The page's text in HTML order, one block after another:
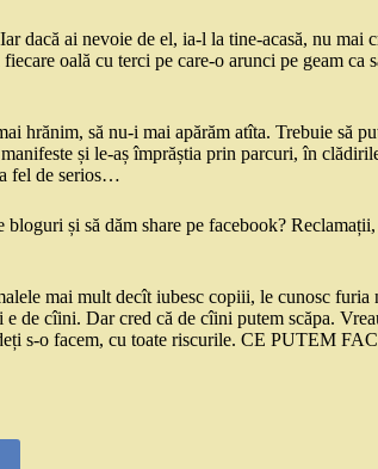
dacă ai nevoie de el, ia-l la tine-acasă, nu mai
oală cu terci pe care-o arunci pe geam ca
hrănim, să nu-i mai apărăm atîta. Trebuie să
și le-aș împrăștia prin parcuri, în
fel de serios…
și să dăm share pe facebook?
mai mult decît iubesc copiii, le cunosc furia
de cîini. Dar cred că de cîini putem scăpa.
s-o facem, cu toate riscurile. CE PUTEM